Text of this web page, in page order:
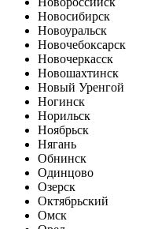
Новосибирск
Новоуральск
Новочебоксарск
Новочеркасск
Новошахтинск
Новый Уренгой
Ногинск
Норильск
Ноябрьск
Нягань
Обнинск
Одинцово
Озерск
Октябрьский
Омск